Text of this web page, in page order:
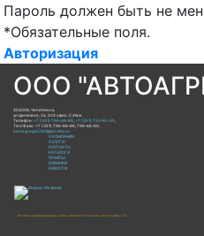
Пароль должен быть не
*Обязательные поля.
Авторизация
ООО
454008 Челябинск
ул.Цинковая, 2а, 204 офис; 2 этаж
Телефон: +7 (351) 796-66-88 +7 (351) 750-60-35
Тел/Факс: +7 (351) 796-66-88, 796-66-89
avtoagregatZAO@yandex.ru
О КОМПАНИИ
УСЛУГИ
КОНТАКТЫ
КАТАЛОГИ
ПРАЙСЫ
НОВИНКИ
НОВОСТИ
Визитки, корпоративные сайты, интернет магазины, интеграция с 1С
Готовые решения для: продажи запасных частей автотракторной техники